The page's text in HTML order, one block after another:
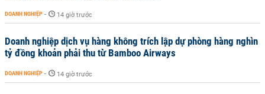
DOANH NGHIỆP - 14 giờ trước
Doanh nghiệp dịch vụ hàng không trích lập dự phòng hàng nghìn
tỷ đồng khoản phải thu từ Bamboo Airways
DOANH NGHIỆP - 14 giờ trước